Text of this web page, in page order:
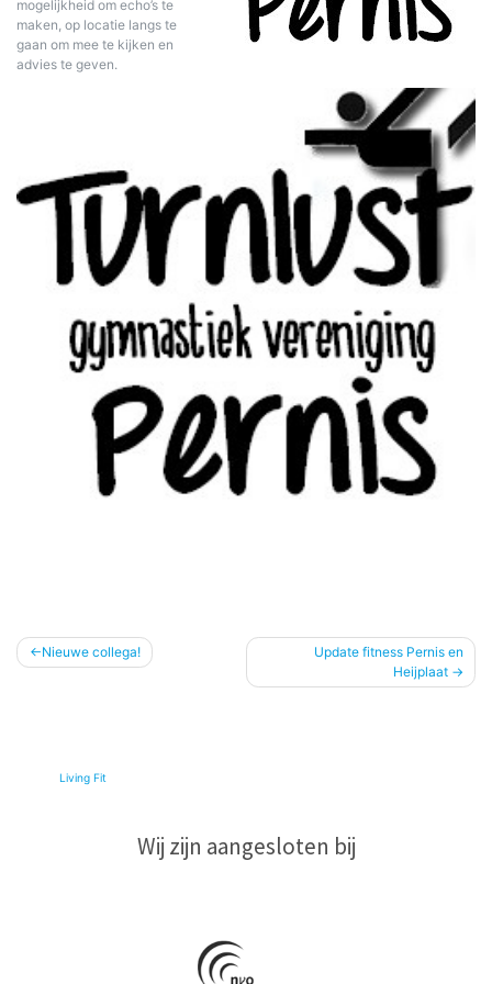
mogelijkheid om echo’s te
maken, op locatie langs te
gaan om mee te kijken en
advies te geven.
Bericht
Nieuwe collega!
Update fitness Pernis en
Heijplaat
Living Fit
Wij zijn aangesloten bij